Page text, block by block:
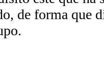
de forma que